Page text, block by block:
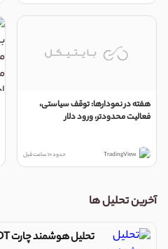
هفته در نمودارها: توقف سیاستی،
فعاليت محدودتر، ورود دلار
TradingView حدود 10 ساعت قبل
آخرین تحلیل ها
تحلیل هوشمند چارت DOTUSDT